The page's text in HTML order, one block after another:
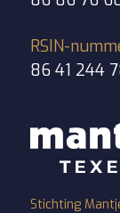
RSIN-
86 41 244
Stichting